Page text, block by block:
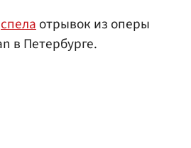
спелаотрывок из оперы
в Петербурге.